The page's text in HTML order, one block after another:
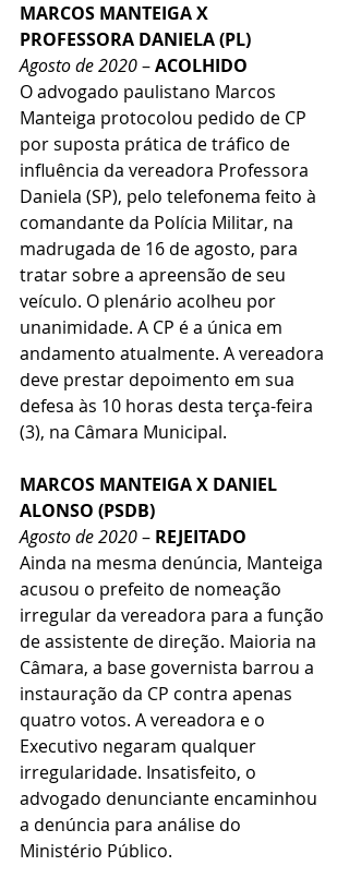
MARCOS MANTEIGA X
PROFESSORA DANIELA (PL)
Agosto de 2020 – ACOLHIDO
O advogado paulistano Marcos
Manteiga protocolou pedido de CP
por suposta prática de tráfico de
influência da vereadora Professora
Daniela (SP), pelo telefonema feito à
comandante da Polícia Militar, na
madrugada de 16 de agosto, para
tratar sobre a apreensão de seu
veículo. O plenário acolheu por
unanimidade. A CP é a única em
andamento atualmente. A vereadora
deve prestar depoimento em sua
defesa às 10 horas desta terça-feira
(3), na Câmara Municipal.
MARCOS MANTEIGA X DANIEL
ALONSO (PSDB)
Agosto de 2020 – REJEITADO
Ainda na mesma denúncia, Manteiga
acusou o prefeito de nomeação
irregular da vereadora para a função
de assistente de direção. Maioria na
Câmara, a base governista barrou a
instauração da CP contra apenas
quatro votos. A vereadora e o
Executivo negaram qualquer
irregularidade. Insatisfeito, o
advogado denunciante encaminhou
a denúncia para análise do
Ministério Público.